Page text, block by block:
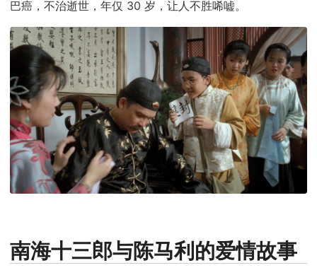
巴癌，不治逝世，年仅 30 岁，让人不胜唏嘘。
南海十三郎与陈马利的爱情故事